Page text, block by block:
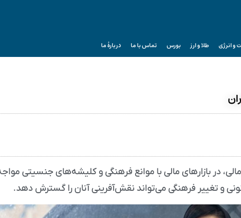
و انرژی طلا و ارز بورس تماس با ما دربارۀ ما
در بازارهای مالی با موانع فرهنگی و کلیشه‌های جنسیتی
و تغییر فرهنگی می‌تواند نقش‌آفرینی آنان را گسترش دهد.